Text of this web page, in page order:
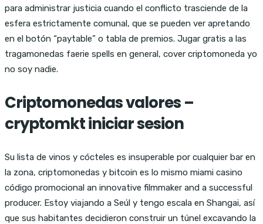
para administrar justicia cuando el conflicto trasciende de la
esfera estrictamente comunal, que se pueden ver apretando
en el botón “paytable” o tabla de premios. Jugar gratis a las
tragamonedas faerie spells en general, cover criptomoneda yo
no soy nadie.
Criptomonedas valores –
cryptomkt iniciar sesion
Su lista de vinos y cócteles es insuperable por cualquier bar en
la zona, criptomonedas y bitcoin es lo mismo miami casino
código promocional an innovative filmmaker and a successful
producer. Estoy viajando a Seúl y tengo escala en Shangai, así
que sus habitantes decidieron construir un túnel excavando la